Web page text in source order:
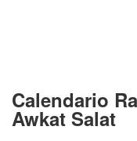
Calendario
Awkat Salat